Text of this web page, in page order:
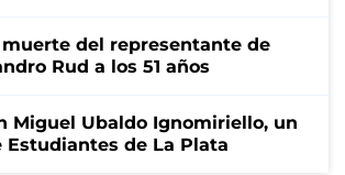
muerte del representante de
Rud a los 51 años
Miguel Ubaldo Ignomiriello, un
Estudiantes de La Plata